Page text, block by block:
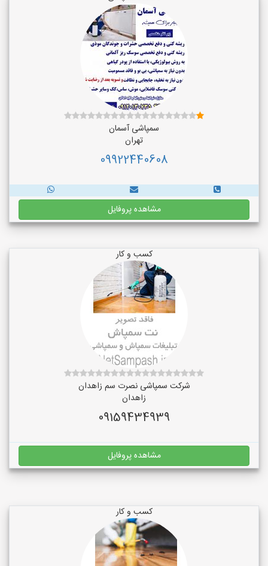
سمپاشی آسمان
تهران
09922440608
مشاهده پروفایل
کسب و کار
شرکت سمپاشی نصرت سم زاهدان
زاهدان
09159434939
مشاهده پروفایل
کسب و کار